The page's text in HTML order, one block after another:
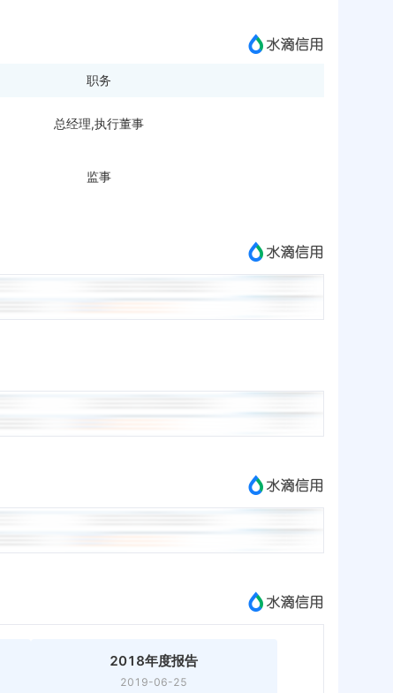
职务
总经理,执行董事
监事
2018年度报告
2019-06-25